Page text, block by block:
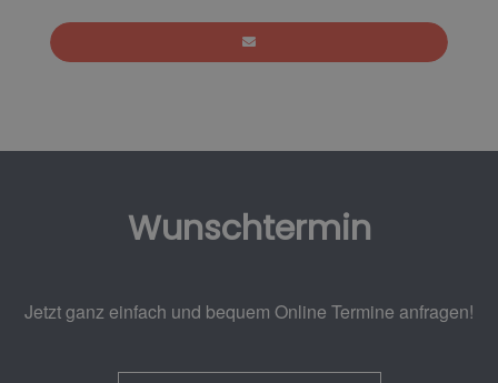
Wunschtermin
Jetzt ganz einfach und bequem Online Termine anfragen!